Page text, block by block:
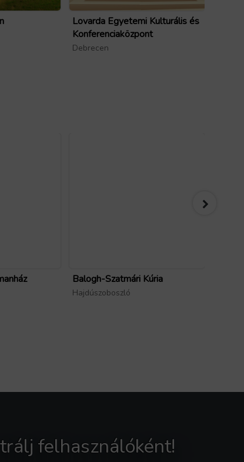
Lovarda Egyetemi Kulturális és
Konferenciaközpont
Debrecen
Balogh-Szatmári Kúria
Hajdúszoboszló
felhasználóként!